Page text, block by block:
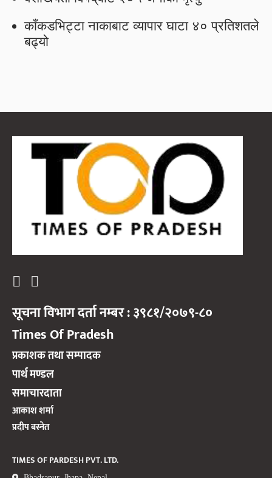
काँकडभिट्टा नाकाबाट व्यापार घाटा ४० प्रतिशतले
बढ्यो
सूचना विभाग दर्ता नम्बर : ३९८१/२०७९-८०
Times Of Pradesh
प्रकाशक तथा सम्पादक
पार्थ मण्डल
समाचारदाता
आकाश शर्मा
प्रदीप बस्नेत
TIMES OF PARDESH PVT. LTD.